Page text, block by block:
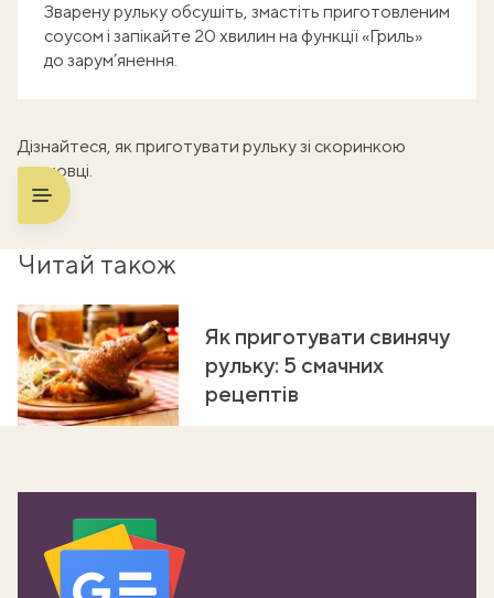
Зварену рульку обсушіть, змастіть приготовленим
соусом і запікайте 20 хвилин на функції «Гриль»
до зарум’янення.
Дізнайтеся, як приготувати рулькузі скоринкою
у духовці.
Читай також
Як приготувати свинячу
рульку: 5 смачних
рецептів